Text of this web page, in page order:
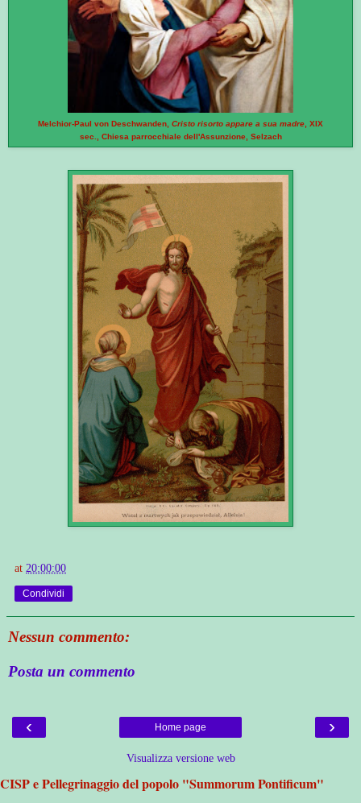
Melchior-Paul von Deschwanden, Cristo risorto appare a sua madre , XIX
sec., Chiesa parrocchiale dell'Assunzione, Selzach
at 20:00:00
Condividi
Nessun commento:
Posta un commento
‹ ›
Home page
Visualizza versione web
CISP e Pellegrinaggio del popolo "Summorum Pontificum"